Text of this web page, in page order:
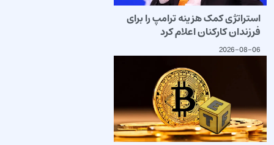
استراتژی کمک هزینه ترامپ را برای
فرزندان کارکنان اعلام کرد
2026-08-06